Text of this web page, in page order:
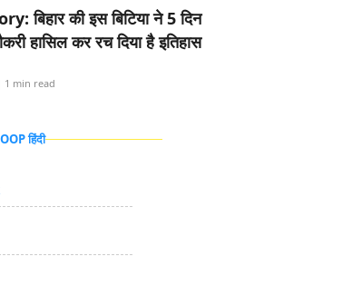
बिहार की इस बिटिया ने 5 दिन
हासिल कर रच दिया है इतिहास
1 min read
हिंदी